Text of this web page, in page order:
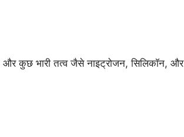
कुछ भारी तत्व जैसे नाइट्रोजन, सिलिकॉन, और